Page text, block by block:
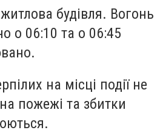
будівля. Вогонь
о 06:10 та о 06:45
на місці події не
пожежі та збитки